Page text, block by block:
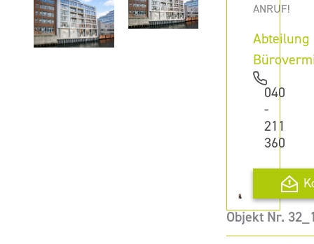
ANRUF!
Abteilung
040
-
211
360
Objekt Nr.